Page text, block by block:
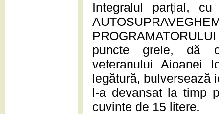
Integralul parțial,
puncte grele, dă
veteranului Aioanei
legătură, bulversează
l-a devansat la timp
cuvinte de 15 litere.